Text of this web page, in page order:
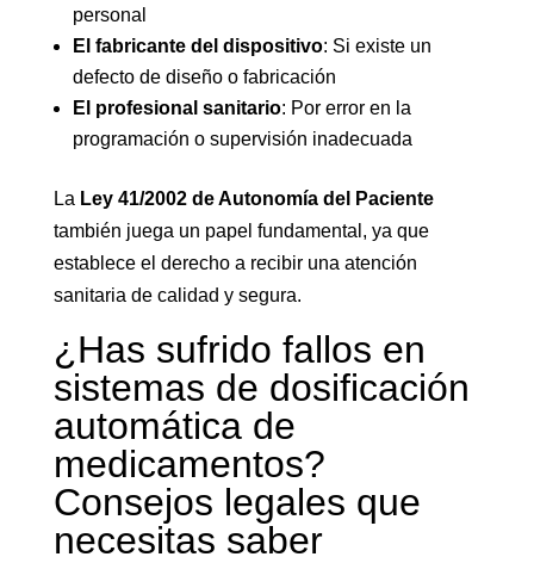
personal
El fabricante del dispositivo: Si existe un
defecto de diseño o fabricación
El profesional sanitario: Por error en la
programación o supervisión inadecuada
La Ley 41/2002 de Autonomía del Paciente
también juega un papel fundamental, ya que
establece el derecho a recibir una atención
sanitaria de calidad y segura.
¿Has sufrido fallos en
sistemas de dosificación
automática de
medicamentos?
Consejos legales que
necesitas saber